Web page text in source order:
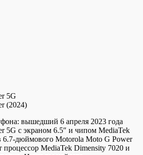
5G
(2024)
вышедший 6 апреля 2023 года
5G с экраном 6.5″ и чипом MediaTek
6.7-дюймового Motorola Moto G Power
процессор MediaTek Dimensity 7020 и